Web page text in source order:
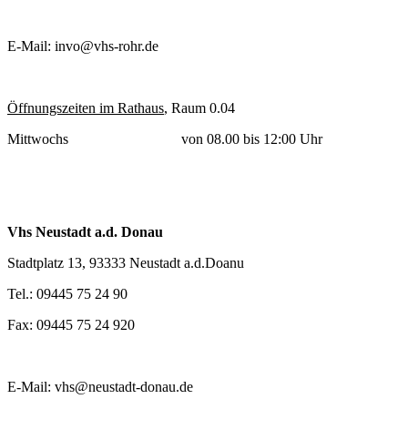
E-Mail: invo@vhs-rohr.de
Öffnungszeiten im Rathaus, Raum 0.04
Mittwochs von 08.00 bis 12:00 Uhr
Vhs Neustadt a.d. Donau
Stadtplatz 13, 93333 Neustadt a.d.Doanu
Tel.: 09445 75 24 90
Fax: 09445 75 24 920
E-Mail: vhs@neustadt-donau.de